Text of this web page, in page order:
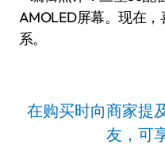
AMOLED屏幕。现在
系。
在购买时向商家提
友，可